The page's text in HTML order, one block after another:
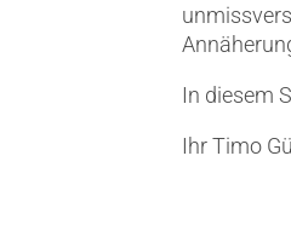
In diesem
Ihr Timo